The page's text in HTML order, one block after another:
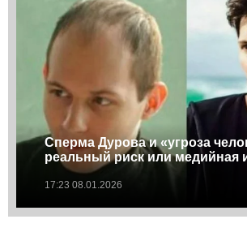
Сперма Дурова и «угроза
реальный риск или медийная
17:23 08.01.2026